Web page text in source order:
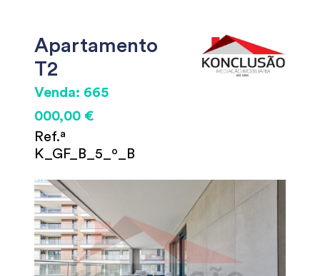
Apartamento
T2
Venda: 665
000,00 €
Ref.ª
K_GF_B_5_º_B